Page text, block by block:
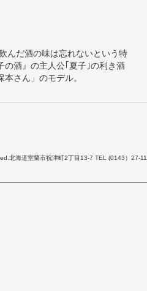
んだ酒の味は忘れないという特
の酒』の主人公｢夏子｣の利き酒
さん」のモデル。
北海道室蘭市祝津町2丁目13-7 TEL (0143）27-